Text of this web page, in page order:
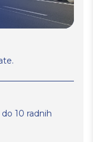
10 radnih